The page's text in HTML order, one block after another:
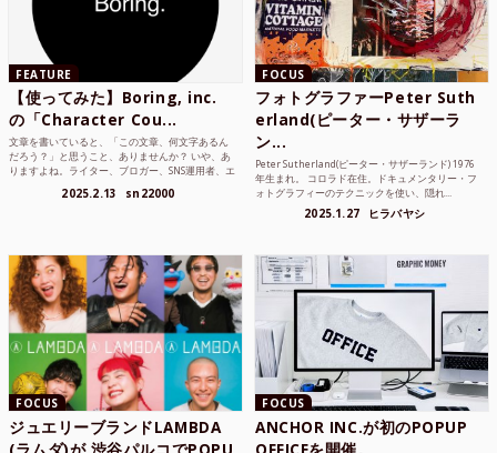
FEATURE
【使ってみた】Boring, inc.
の「Character Cou...
文章を書いていると、「この文章、何文字あるん
だろう？」と思うこと、ありませんか？ いや、あ
りますよね。ライター、ブロガー、SNS運用者、エ
2025.2.13 sn22000
FOCUS
フォトグラファーPeter Suth
erland(ピーター・サザーラ
ン...
Peter Sutherland(ピーター・サザーランド) 1976
年生まれ。 コロラド在住。ドキュメンタリー・フ
ォトグラフィーのテクニックを使い、隠れ...
2025.1.27 ヒラバヤシ
FOCUS
ジュエリーブランドLAMBDA
FOCUS
ANCHOR INC.が初のPOPUP